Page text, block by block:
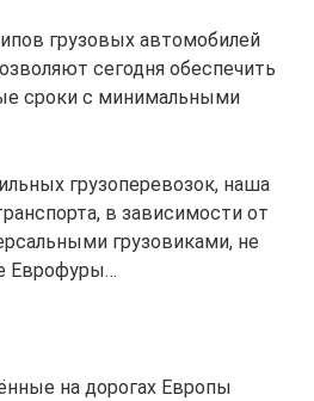
грузовых автомобилей
сегодня обеспечить
сроки с минимальными
грузоперевозок, наша
в зависимости от
грузовиками, не
Еврофуры…
на дорогах Европы